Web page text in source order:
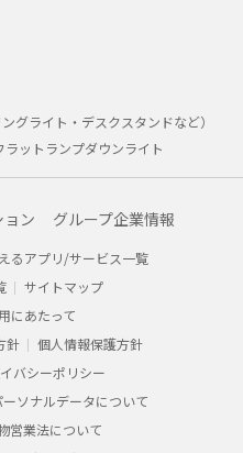
グライト・デスクスタンドなど）
ラットランプダウンライト
ン グループ企業情報
るアプリ/サービス一覧
サイトマップ
にあたって
針
個人情報保護方針
バシーポリシー
ソナルデータについて
営業法について